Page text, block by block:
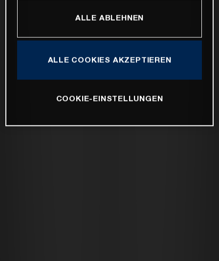
ALLE ABLEHNEN
ALLE COOKIES AKZEPTIEREN
COOKIE-EINSTELLUNGEN